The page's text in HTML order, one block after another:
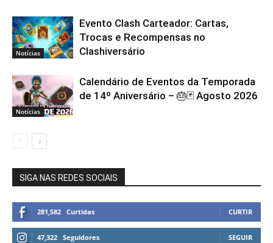
Notícias
Evento Clash Carteador: Cartas,
Trocas e Recompensas no
Clashiversário
Notícias
Calendário de Eventos da Temporada
de 14º Aniversário – 🎂🃏 Agosto 2026
SIGA NAS REDES SOCIAIS
281,582 Curtidas CURTIR
47,322 Seguidores SEGUIR